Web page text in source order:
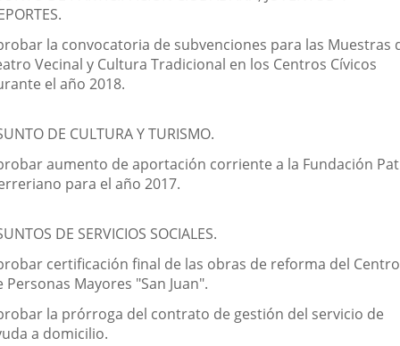
la convocatoria de subvenciones para las Muestras
Vecinal y Cultura Tradicional en los Centros Cívicos
el año 2018.
DE CULTURA Y TURISMO.
aumento de aportación corriente a la Fundación
para el año 2017.
DE SERVICIOS SOCIALES.
certificación final de las obras de reforma del Centro
Personas Mayores "San Juan".
la prórroga del contrato de gestión del servicio de
a domicilio.